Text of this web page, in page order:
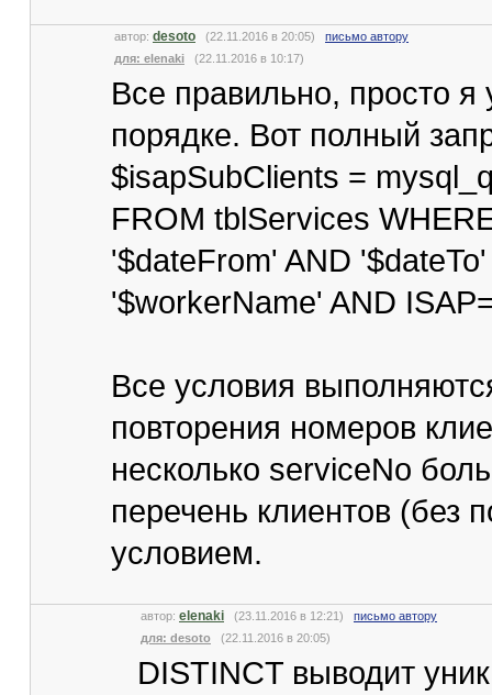
автор: desoto (22.11.2016 в 20:05) письмо автору
для: elenaki (22.11.2016 в 10:17)
Все правильно, просто
порядке. Вот полный
$isapSubClients =
FROM tblServices
'$dateFrom' AND
'$workerName' AND
Все условия
повторения номеров
несколько serviceNo
перечень клиентов (без
условием.
автор: elenaki (23.11.2016 в 12:21) письмо автору
для: desoto (22.11.2016 в 20:05)
DISTINCT выводит